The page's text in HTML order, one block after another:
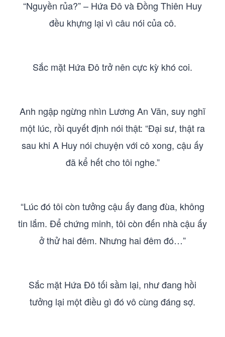
“Nguyền rủa?” – Hứa Đô và Đồng Thiên Huy
đều khựng lại vì câu nói của cô.
Sắc mặt Hứa Đô trở nên cực kỳ khó coi.
Anh ngập ngừng nhìn Lương An Vãn, suy nghĩ
một lúc, rồi quyết định nói thật: “Đại sư, thật ra
sau khi A Huy nói chuyện với cô xong, cậu ấy
đã kể hết cho tôi nghe.”
“Lúc đó tôi còn tưởng cậu ấy đang đùa, không
tin lắm. Để chứng minh, tôi còn đến nhà cậu ấy
ở thử hai đêm. Nhưng hai đêm đó…”
Sắc mặt Hứa Đô tối sầm lại, như đang hồi
tưởng lại một điều gì đó vô cùng đáng sợ.